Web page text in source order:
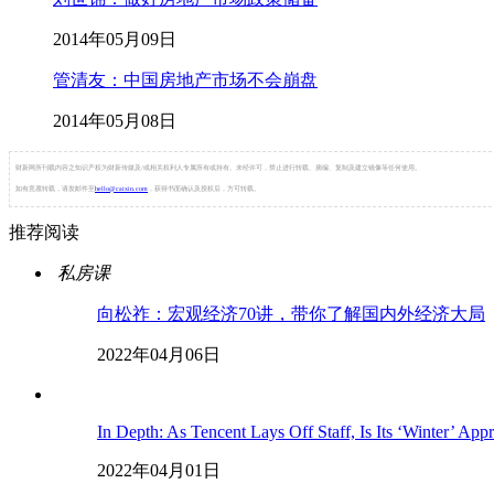
2014年05月09日
管清友：中国房地产市场不会崩盘
2014年05月08日
财新网所刊载内容之知识产权为财新传媒及/或相关权利人专属所有或持有。未经许可，禁止进行转载、摘编、复制及建立镜像等任何使用。
如有意愿转载，请发邮件至 hello@caixin.com ，获得书面确认及授权后，方可转载。
推荐阅读
私房课
向松祚：宏观经济70讲，带你了解国内外经济大局
2022年04月06日
In Depth: As Tencent Lays Off Staff, Is Its ‘Winter’
2022年04月01日